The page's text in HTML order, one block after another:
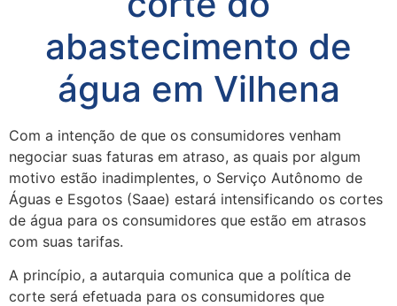
abastecimento de
água em Vilhena
Com a intenção de que os consumidores venham
negociar suas faturas em atraso, as quais por algum
motivo estão inadimplentes, o Serviço Autônomo de
Águas e Esgotos (Saae) estará intensificando os cortes
de água para os consumidores que estão em atrasos
com suas tarifas.
A princípio, a autarquia comunica que a política de
corte será efetuada para os consumidores que